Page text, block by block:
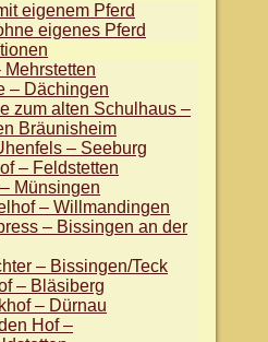
eigenem Pferd
eigenes Pferd
Mehrstetten
– Dächingen
zum alten Schulhaus –
Bräunisheim
– Seeburg
– Feldstetten
Münsingen
– Willmandingen
– Bissingen an der
– Bissingen/Teck
– Bläsiberg
– Dürnau
Hof –